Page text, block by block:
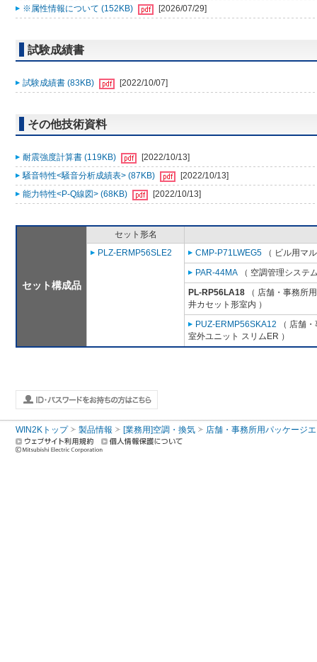
※属性情報について (152KB)
[2026/07/29]
試験成績書
試験成績書 (83KB) [2022/10/07]
その他技術資料
耐震強度計算書 (119KB)
[2022/10/13]
騒音特性<騒音分析成績表> (87KB)
[2022/10/13]
能力特性<P-Q線図> (68KB)
[2022/10/13]
セット構成品
セット形名
PLZ-ERMP56SLE2
CMP-P71LWEG5 （ ビル用マ
PAR-44MA （ 空調管理システ
PL-RP56LA18 （ 店舗・事務所
井カセット形室内 ）
PUZ-ERMP56SKA12 （ 店舗
室外ユニット スリムER ）
WIN2Kトップ 製品情報 [業務用]空調・換気 店舗・事務所用パッケージ